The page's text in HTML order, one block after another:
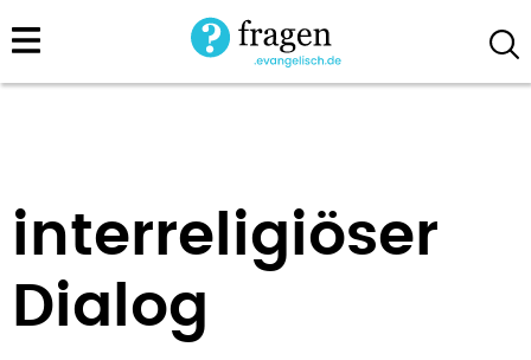
Direkt
zum
interreligiöser
Dialog